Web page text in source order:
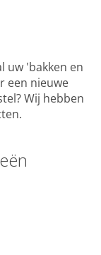
uw 'bakken en
een nieuwe
Wij hebben